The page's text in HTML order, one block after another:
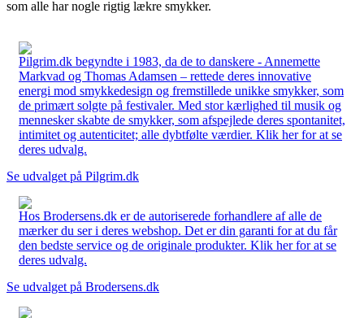
som alle har nogle rigtig lækre smykker.
Pilgrim.dk begyndte i 1983, da de to danskere - Annemette
Markvad og Thomas Adamsen – rettede deres innovative
energi mod smykkedesign og fremstillede unikke smykker, som
de primært solgte på festivaler. Med stor kærlighed til musik og
mennesker skabte de smykker, som afspejlede deres spontanitet,
intimitet og autenticitet; alle dybtfølte værdier. Klik her for at se
deres udvalg.
Se udvalget på Pilgrim.dk
Hos Brodersens.dk er de autoriserede forhandlere af alle de
mærker du ser i deres webshop. Det er din garanti for at du får
den bedste service og de originale produkter. Klik her for at se
deres udvalg.
Se udvalget på Brodersens.dk